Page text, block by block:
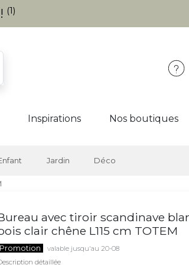
(1)
Inspirations Nos boutiques
Jardin Déco
avec tiroir scandinave
clair chêne L115 cm TOTEM
Promotion
valable jusqu'au 20-08
détaillée